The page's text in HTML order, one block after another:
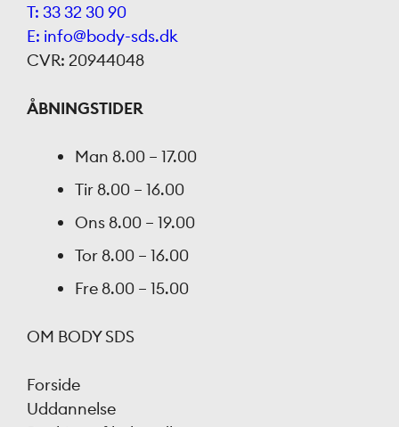
T: 33 32 30 90
E: info@body-sds.dk
CVR: 20944048
ÅBNINGSTIDER
Man 8.00 – 17.00
Tir 8.00 – 16.00
Ons 8.00 – 19.00
Tor 8.00 – 16.00
Fre 8.00 – 15.00
OM BODY SDS
Forside
Uddannelse